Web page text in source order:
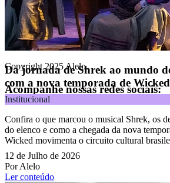
Da jornada de Shrek ao mundo
com a nova temporada de Wicked
Institucional
Confira o que marcou o musical Shrek, os
do elenco e como a chegada da nova
Wicked movimenta o circuito cultural
12 de Julho de 2026
Por Alelo
Ler conteúdo
CNPJ 09.092.759/0001-16 | Alameda
Alphaville, Barueri/SP | CEP
Todos os direitos reservados.
Copyright 2025 Alelo.
Acompanhe nossas redes sociais: